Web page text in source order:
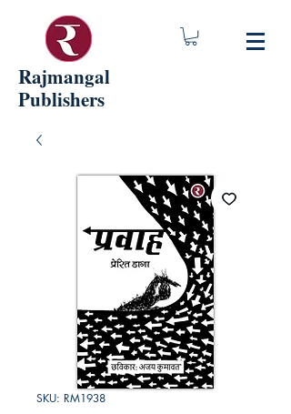
Rajmangal
Publishers
SKU: RM1938